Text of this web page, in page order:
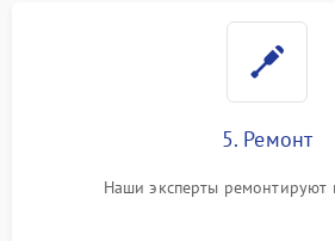
5. Ремонт
Наши эксперты ремонтируют